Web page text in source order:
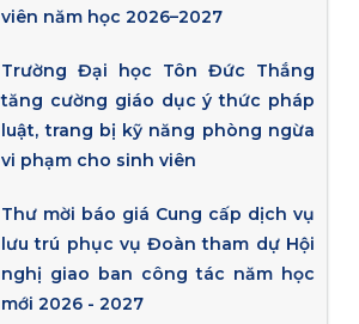
viên năm học 2026–2027
Trường Đại học Tôn Đức Thắng
tăng cường giáo dục ý thức pháp
luật, trang bị kỹ năng phòng ngừa
vi phạm cho sinh viên
Thư mời báo giá Cung cấp dịch vụ
lưu trú phục vụ Đoàn tham dự Hội
nghị giao ban công tác năm học
mới 2026 - 2027